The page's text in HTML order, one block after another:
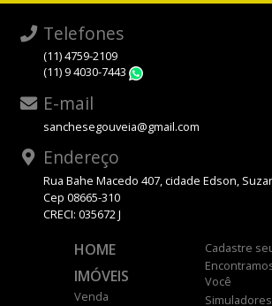
Telefones
(11) 4759-2109
(11) 9 4030-7443
E-mail
sanchesegouveia@gmail.com
Endereço
Rua Bahe Macedo 407, cidade Edson,
Cep 08665-310
CRECI: 035672 J
HOME
IMÓVEIS
Venda
Cadastre
Você
Simuladores